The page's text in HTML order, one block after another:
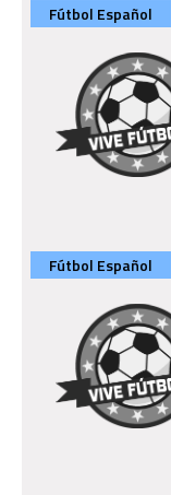
Fútbol Español
Fútbol Español